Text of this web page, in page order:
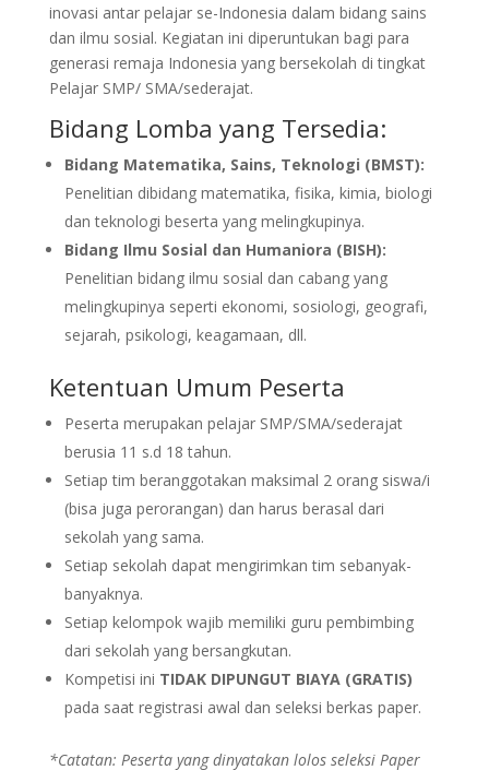
inovasi antar pelajar se-Indonesia dalam bidang sains
dan ilmu sosial. Kegiatan ini diperuntukan bagi para
generasi remaja Indonesia yang bersekolah di tingkat
Pelajar SMP/ SMA/sederajat.
Bidang Lomba yang Tersedia:
Bidang Matematika, Sains, Teknologi (BMST):
Penelitian dibidang matematika, fisika, kimia, biologi
dan teknologi beserta yang melingkupinya.
Bidang Ilmu Sosial dan Humaniora (BISH):
Penelitian bidang ilmu sosial dan cabang yang
melingkupinya seperti ekonomi, sosiologi, geografi,
sejarah, psikologi, keagamaan, dll.
Ketentuan Umum Peserta
Peserta merupakan pelajar SMP/SMA/sederajat
berusia 11 s.d 18 tahun.
Setiap tim beranggotakan maksimal 2 orang siswa/i
(bisa juga perorangan) dan harus berasal dari
sekolah yang sama.
Setiap sekolah dapat mengirimkan tim sebanyak-
banyaknya.
Setiap kelompok wajib memiliki guru pembimbing
dari sekolah yang bersangkutan.
Kompetisi ini TIDAK DIPUNGUT BIAYA (GRATIS)
pada saat registrasi awal dan seleksi berkas paper.
*Catatan: Peserta yang dinyatakan lolos seleksi Paper